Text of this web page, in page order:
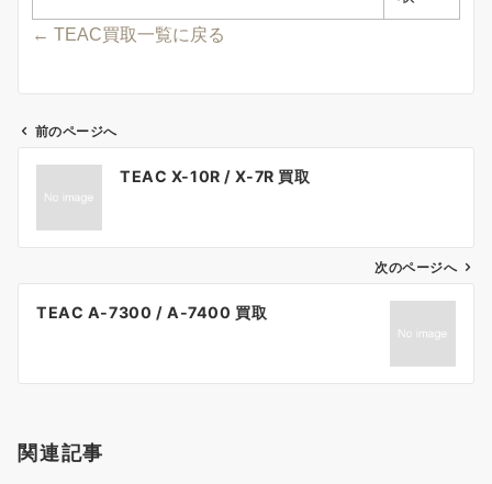
← TEAC買取一覧に戻る
ン
前のページへ
TEAC X-10R / X-7R 買取
次のページへ
TEAC A-7300 / A-7400 買取
関連記事